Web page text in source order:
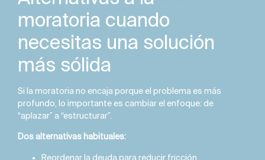
moratoria cuando
necesitas una solución
más sólida
Si la moratoria no encaja porque el problema es más
profundo, lo importante es cambiar el enfoque: de
“aplazar” a “estructurar”.
Dos alternativas habituales:
Reordenar la deuda para reducir fricción